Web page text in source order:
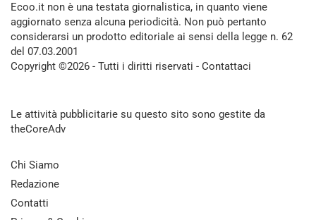
Ecoo.it non è una testata giornalistica, in quanto viene
aggiornato senza alcuna periodicità. Non può pertanto
considerarsi un prodotto editoriale ai sensi della legge n. 62
del 07.03.2001
Copyright ©2026 - Tutti i diritti riservati - Contattaci
Le attività pubblicitarie su questo sito sono gestite da
theCoreAdv
Chi Siamo
Redazione
Contatti